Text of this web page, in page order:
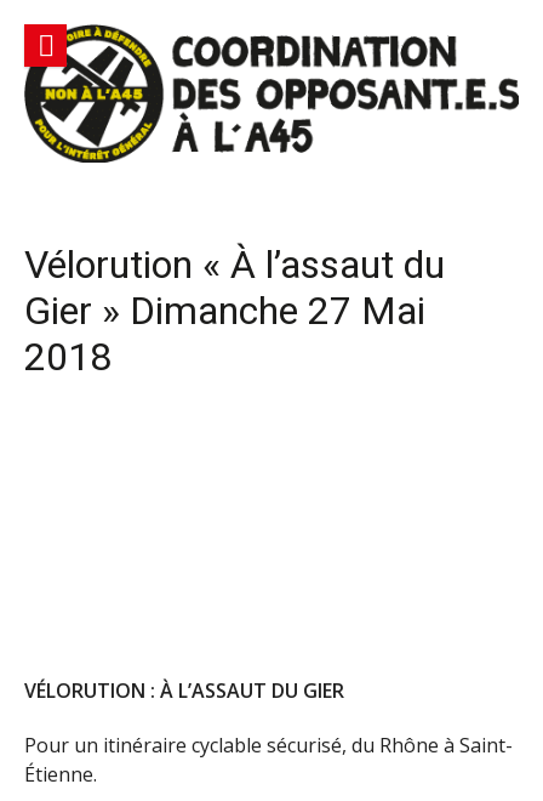
contenu
Officiel |
Non à
l'A45
et responsable du gaspillage de l'argent public
Vélorution « À l’assaut du
Gier » Dimanche 27 Mai
2018
VÉLORUTION : À L’ASSAUT DU GIER
Pour un itinéraire cyclable sécurisé, du Rhône à Saint-
Étienne.